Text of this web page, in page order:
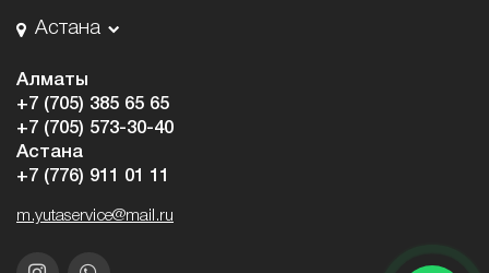
Астана
Алматы
+7 (705) 385 65 65
+7 (705) 573-30-40
Астана
+7 (776) 911 01 11
m.yutaservice@mail.ru